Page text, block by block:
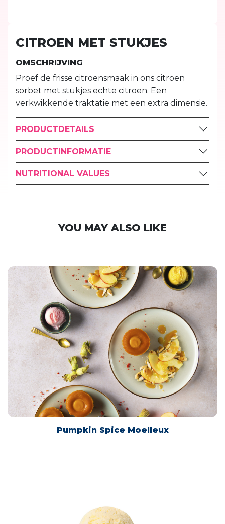
CITROEN MET STUKJES
OMSCHRIJVING
Proef de frisse citroensmaak in ons citroen
sorbet met stukjes echte citroen. Een
verkwikkende traktatie met een extra dimensie.
PRODUCTDETAILS
PRODUCTINFORMATIE
NUTRITIONAL VALUES
YOU MAY ALSO LIKE
Pumpkin Spice Moelleux